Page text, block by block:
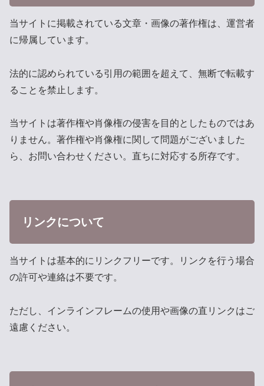
当サイトに掲載されている文章・画像の著作権は、運営者
に帰属しています。
法的に認められている引用の範囲を超えて、無断で転載す
ることを禁止します。
当サイトは著作権や肖像権の侵害を目的としたものではあ
りません。著作権や肖像権に関して問題がございました
ら、お問い合わせください。直ちに対応する所存です。
リンクについて
当サイトは基本的にリンクフリーです。リンクを行う場合
の許可や連絡は不要です。
ただし、インラインフレームの使用や画像の直リンクはご
遠慮ください。